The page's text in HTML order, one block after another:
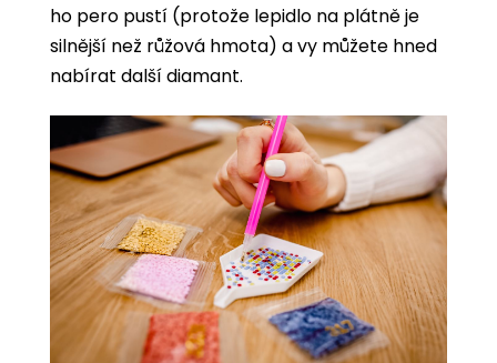
ho pero pustí (protože lepidlo na plátně je
silnější než růžová hmota) a vy můžete hned
nabírat další diamant.